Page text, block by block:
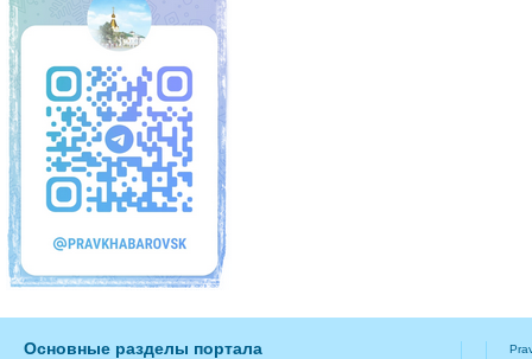
Основные разделы портала